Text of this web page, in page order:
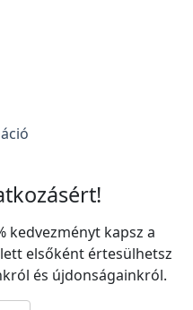
kedvezményt kapsz a
elsőként értesülhetsz
és újdonságainkról.